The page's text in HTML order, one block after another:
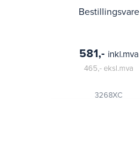
Bestillingsvare
3268XC
581,- inkl.mva
465,-eksl.mva